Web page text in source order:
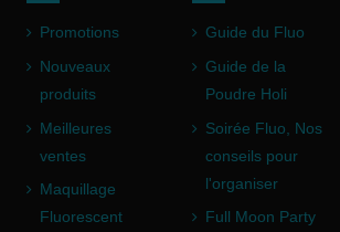
Promotions
Nouveaux
produits
Meilleures
ventes
Maquillage
Fluorescent
Guide du Fluo
Guide de la
Poudre Holi
Soirée Fluo, Nos
conseils pour
l'organiser
Full Moon Party